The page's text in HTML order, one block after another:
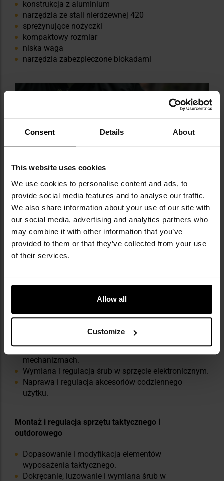
Consent Details About
This website uses cookies
We use cookies to personalise content and ads, to
provide social media features and to analyse our traffic.
We also share information about your use of our site with
our social media, advertising and analytics partners who
may combine it with other information that you’ve
provided to them or that they’ve collected from your use
of their services.
Allow all
Customize
konstrukcja z aluminium
narzędzia ze stali nierdzewnej 420
sprężynujące nożyczki
kompaktowy rozmiar
niska waga
narzędzia zabezpieczone blokadami
PRZYKŁADOWE ZASTOSOWANIA I
AKTYWNOŚCI
Majsterkowanie w domu i terenie
Dokręcanie, luzowanie i wymiana śrub w domowych
mechanizmach.
Wymiana i regulacja śrub w sprzęcie elektronicznym.
Naprawa i regulacja akcesoriów codziennego
użytku.
Montaż i regulacja sprzętu taktycznego i
outdorowego
Dopasowanie i modyfikacja elementów
wyposażenia taktycznego.
Dokręcanie, luzowanie i wymiana śrub w